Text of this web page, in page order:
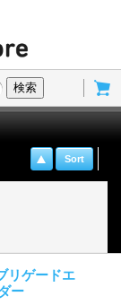
検索
Sort
リゲードエ
ー